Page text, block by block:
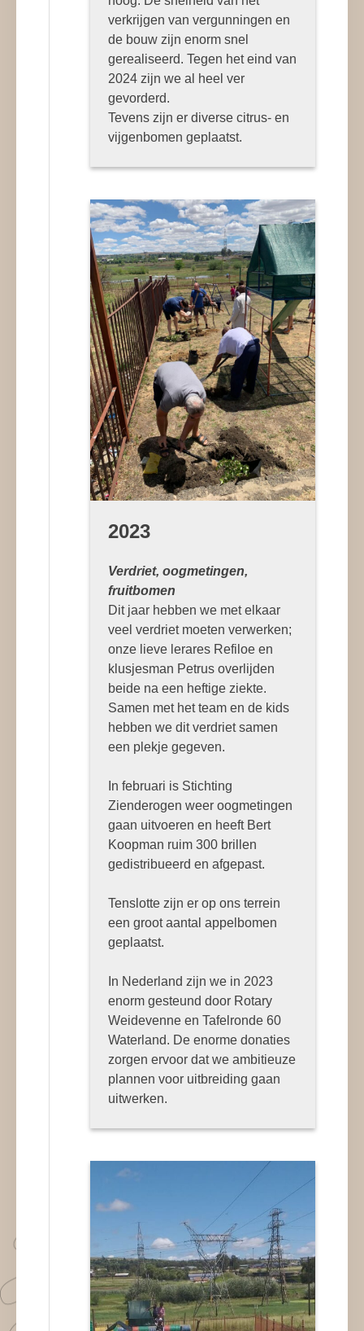
verkrijgen van vergunningen en
de bouw zijn enorm snel
gerealiseerd. Tegen het eind van
2024 zijn we al heel ver
gevorderd.
Tevens zijn er diverse citrus- en
vijgenbomen geplaatst.
2023
Verdriet, oogmetingen,
fruitbomen
Dit jaar hebben we met elkaar
veel verdriet moeten verwerken;
onze lieve lerares Refiloe en
klusjesman Petrus overlijden
beide na een heftige ziekte.
Samen met het team en de kids
hebben we dit verdriet samen
een plekje gegeven.
In februari is Stichting
Zienderogen weer oogmetingen
gaan uitvoeren en heeft Bert
Koopman ruim 300 brillen
gedistribueerd en afgepast.
Tenslotte zijn er op ons terrein
een groot aantal appelbomen
geplaatst.
In Nederland zijn we in 2023
enorm gesteund door Rotary
Weidevenne en Tafelronde 60
Waterland. De enorme donaties
zorgen ervoor dat we ambitieuze
plannen voor uitbreiding gaan
uitwerken.